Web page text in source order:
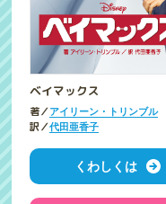
ベイマックス
著／アイリーン・トリンブル
訳／代田亜香子
くわしくは